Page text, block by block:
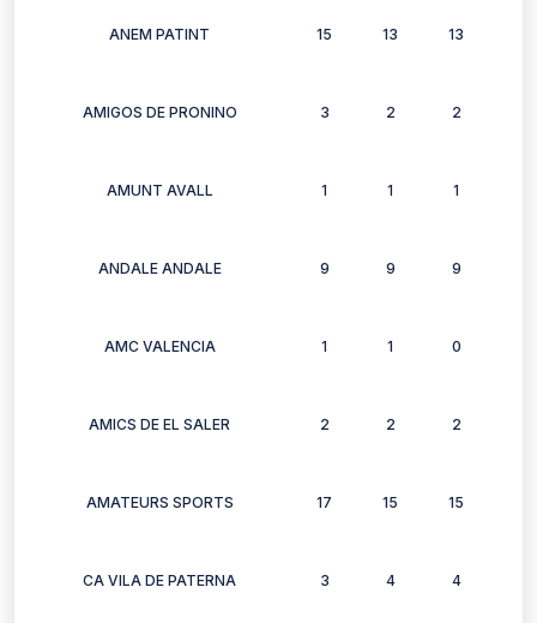
ANEM PATINT 15 13 13
AMIGOS DE PRONINO 3 2 2
AMUNT AVALL 1 1 1
ANDALE ANDALE 9 9 9
AMC VALENCIA 1 1 0
AMICS DE EL SALER 2 2 2
AMATEURS SPORTS 17 15 15
CA VILA DE PATERNA 3 4 4